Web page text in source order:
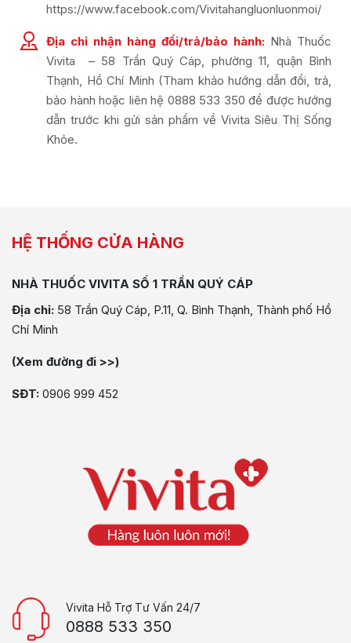
https://www.facebook.com/Vivitahangluonluonmoi/
Địa chỉ nhận hàng đổi/trả/bảo hành: Nhà Thuốc
Vivita – 58 Trần Quý Cáp, phường 11, quận Bình
Thạnh, Hồ Chí Minh (Tham khảo hướng dẫn đổi, trả,
bảo hành hoặc liên hệ 0888 533 350 để được hướng
dẫn trước khi gửi sản phẩm về Vivita Siêu Thị Sống
Khỏe.
HỆ THỐNG CỬA HÀNG
NHÀ THUỐC VIVITA SỐ 1 TRẦN QUÝ CÁP
Địa chỉ: 58 Trần Quý Cáp, P.11, Q. Bình Thạnh, Thành phố Hồ
Chí Minh
(Xem đường đi >>)
SĐT: 0906 999 452
Vivita Hỗ Trợ Tư Vấn 24/7
0888 533 350